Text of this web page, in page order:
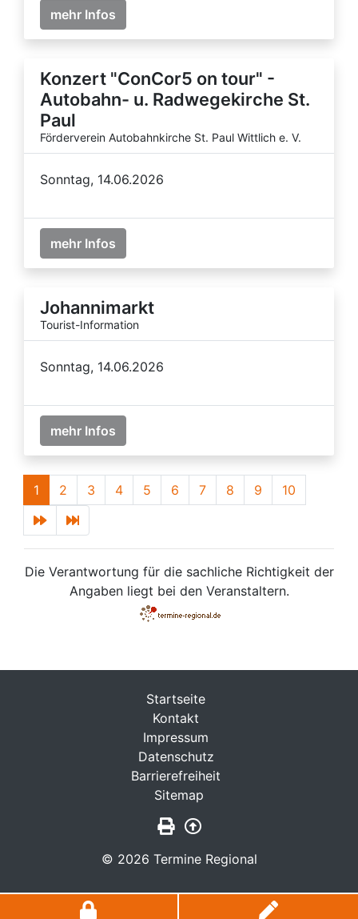
mehr Infos
Konzert "ConCor5 on tour" -
Autobahn- u. Radwegekirche St.
Paul
Förderverein Autobahnkirche St. Paul Wittlich e. V.
Sonntag, 14.06.2026
mehr Infos
Johannimarkt
Tourist-Information
Sonntag, 14.06.2026
mehr Infos
1 2 3 4 5 6 7 8 9 10
Die Verantwortung für die sachliche Richtigkeit der
Angaben liegt bei den Veranstaltern.
© 2026 Termine Regional
Startseite
Kontakt
Impressum
Datenschutz
Barrierefreiheit
Sitemap
Seite drucken
Zurück nach oben